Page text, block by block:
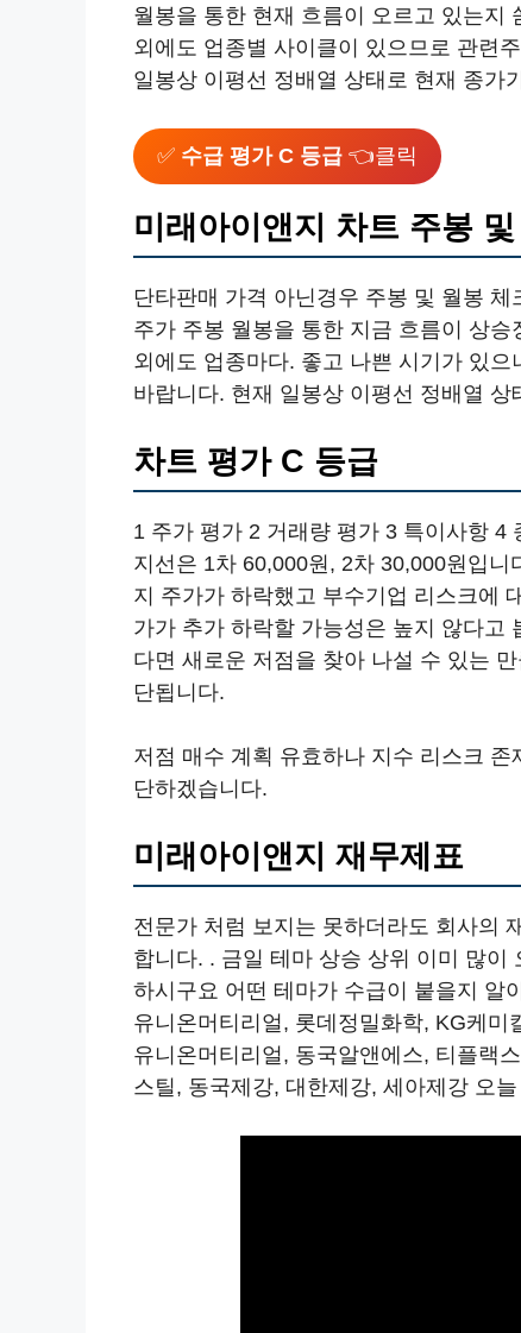
월봉을 통한 현재 흐름이 오르고 있는지
외에도 업종별 사이클이 있으므로 관련
일봉상 이평선 정배열 상태로 현재 종가
✅ 수급 평가 C 등급 👈클릭
미래아이앤지 차트 주봉
단타판매 가격 아닌경우 주봉 및 월봉
주가 주봉 월봉을 통한 지금 흐름이 상
외에도 업종마다. 좋고 나쁜 시기가 있
바랍니다. 현재 일봉상 이평선 정배열
차트 평가 C 등급
1 주가 평가 2 거래량 평가 3 특이사항 4
지선은 1차 60,000원, 2차 30,000원입
지 주가가 하락했고 부수기업 리스크에
가가 추가 하락할 가능성은 높지 않다고
다면 새로운 저점을 찾아 나설 수 있는
단됩니다.
저점 매수 계획 유효하나 지수 리스크
단하겠습니다.
미래아이앤지 재무제표
전문가 처럼 보지는 못하더라도 회사의
합니다. . 금일 테마 상승 상위 이미 많이
하시구요 어떤 테마가 수급이 붙을지 알
유니온머티리얼, 롯데정밀화학, KG케
유니온머티리얼, 동국알앤에스, 티플랙
스틸, 동국제강, 대한제강, 세아제강 오